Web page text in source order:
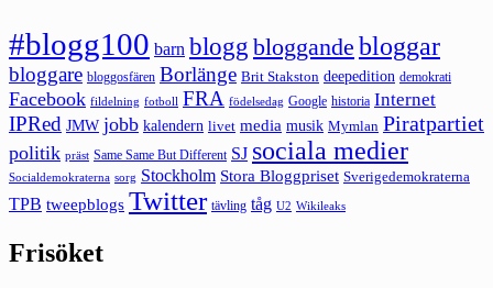
#blogg100 barn blogg bloggande bloggar
bloggare bloggosfären Borlänge Brit Stakston deepedition demokrati
Facebook fildelning fotboll FRA födelsedag Google historia Internet
IPRed JMW jobb kalendern livet media musik Mymlan Piratpartiet
politik präst Same Same But Different SJ sociala medier
Socialdemokraterna sorg Stockholm Stora Bloggpriset Sverigedemokraterna
TPB tweepblogs Twitter tävling tåg U2 Wikileaks
Frisöket